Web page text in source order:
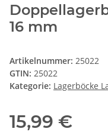
16 mm
Artikelnummer: 25022
GTIN: 25022
Kategorie: Lagerböcke
15,99 €